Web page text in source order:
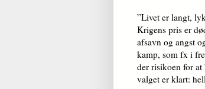
”Livet er langt,
Krigens pris er
afsavn og angst
kamp, som fx i
der risikoen for at
valget er klart: